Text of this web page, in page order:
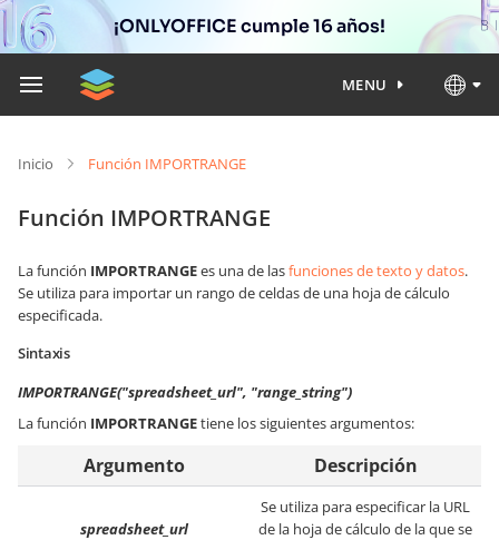
¡ONLYOFFICE cumple 16 años!
MENU
Inicio Función IMPORTRANGE
Función IMPORTRANGE
La función IMPORTRANGEes una de lasfunciones de texto y datos.
Se utiliza para importar un rango de celdas de una hoja de cálculo
especificada.
Sintaxis
IMPORTRANGE("spreadsheet_url", "range_string")
La función IMPORTRANGEtiene los siguientes argumentos:
Argumento Descripción
spreadsheet_url
Se utiliza para especificar la URL
de la hoja de cálculo de la que se